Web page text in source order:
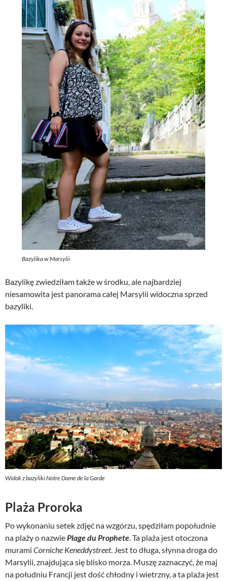
Bazylika w Marsylii
Bazylikę zwiedziłam także w środku, ale najbardziej
niesamowita jest panorama całej Marsylii widoczna sprzed
bazyliki.
Widok z bazyliki Notre Dame de la Garde
Plaża Proroka
Po wykonaniu setek zdjęć na wzgórzu, spędziłam popołudnie
na plaży o nazwiePlage du Prophete. Ta plaża jest otoczona
murami Corniche Keneddystreet. Jest to długa, słynna droga do
Marsylii, znajdująca się blisko morza. Muszę zaznaczyć, że maj
na południu Francji jest dość chłodny i wietrzny, a ta plaża jest